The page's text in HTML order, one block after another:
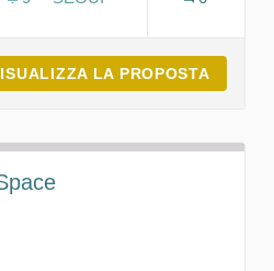
LA PROPOSTA